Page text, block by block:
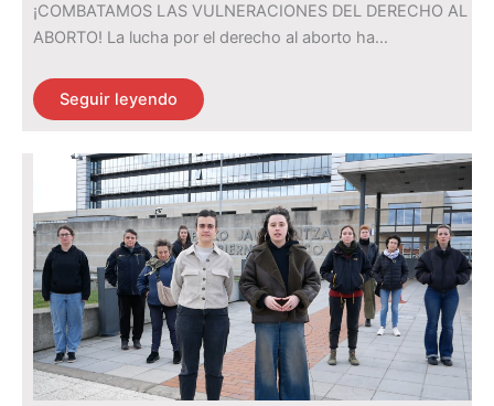
¡COMBATAMOS LAS VULNERACIONES DEL DERECHO AL
ABORTO! La lucha por el derecho al aborto ha…
Seguir leyendo